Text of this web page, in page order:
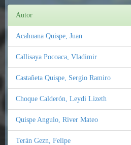
Autor
Acahuana Quispe, Juan
Callisaya Pocoaca, Vladimir
Castañeta Quispe, Sergio Ramiro
Choque Calderón, Leydi Lizeth
Quispe Angulo, River Mateo
Terán Gezn, Felipe